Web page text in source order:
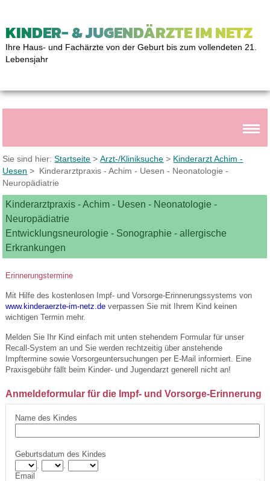
KINDER- & JUGENDÄRZTE IM NETZ
Ihre Haus- und Fachärzte von der Geburt bis zum vollendeten 21.
Lebensjahr
Sie sind hier:Startseite >Arzt-/Kliniksuche > Kinderarzt Achim -
Uesen > Kinderarztpraxis - Achim - Uesen - Neonatologie -
Neuropädiatrie
Kinderarztpraxis - Achim - Uesen - Neonatologie -
Neuropädiatrie
Entwicklungsneurologie - Sonographie - allergische
Erkrankungen
Erinnerungstermine
Mit Hilfe des kostenlosen Impf- und Vorsorge-Erinnerungssystems von
www.kinderaerzte-im-netz.deverpassen Sie mit Ihrem Kind keinen
wichtigen Termin mehr.
Melden Sie Ihr Kind einfach mit unten stehendem Formular für unser
Recall-System an und Sie werden rechtzeitig über anstehende
Impftermine sowie Vorsorgeuntersuchungen per E-Mail informiert. Eine
Praxisgebühr fällt beim Kinder- und Jugendarzt generell nicht an!
Anmeldeformular für die Impf- und Vorsorge-Erinnerung
Name des Kindes
Geburtsdatum des Kindes
Email